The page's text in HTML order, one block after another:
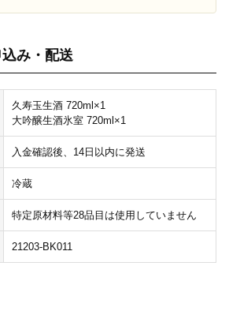
み・配送
久寿玉生酒 720ml×1
大吟醸生酒氷室 720ml×1
入金確認後、14日以内に発送
冷蔵
特定原材料等28品目は使用していません
21203-BK011